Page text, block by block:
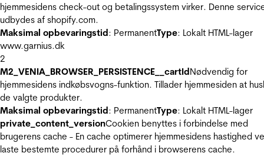
hjemmesidens check-out og betalingssystem virker. Denne
udbydes af shopify.com.
Maksimal opbevaringstid: PermanentType: Lokalt HTML-lager
www.garnius.dk
2
M2_VENIA_BROWSER_PERSISTENCE__cartIdNødvendig for
hjemmesidens indkøbsvogns-funktion. Tillader hjemmesiden at
de valgte produkter.
Maksimal opbevaringstid: PermanentType: Lokalt HTML-lager
private_content_versionCookien benyttes i forbindelse med
brugerens cache - En cache optimerer hjemmesidens hastighed
laste bestemte procedurer på forhånd i browserens cache.